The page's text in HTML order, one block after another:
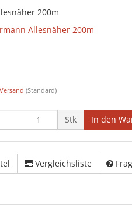
200m
Allesnäher 200m
Versand (Standard)
Stk In den
Vergleichsliste